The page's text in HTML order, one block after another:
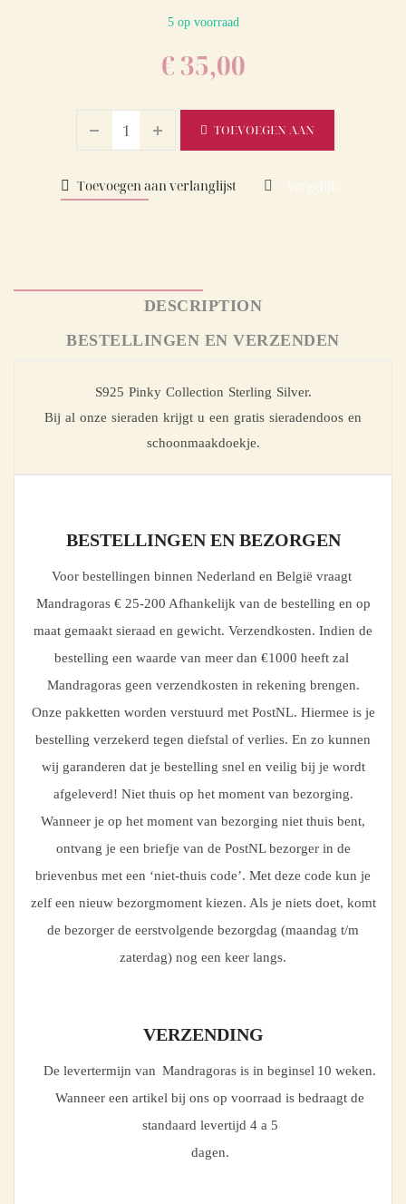
5 op voorraad
€ 35,00
TOEVOEGEN AAN
Toevoegen aan verlanglijst Vergelijk
DESCRIPTION
BESTELLINGEN EN VERZENDEN
S925 Pinky Collection Sterling Silver.
Bij al onze sieraden krijgt u een gratis sieradendoos en
schoonmaakdoekje.
BESTELLINGEN EN BEZORGEN
Voor bestellingen binnen Nederland en België vraagt
Mandragoras € 25-200 Afhankelijk van de bestelling en op
maat gemaakt sieraad en gewicht. Verzendkosten. Indien de
bestelling een waarde van meer dan €1000 heeft zal
Mandragoras geen verzendkosten in rekening brengen.
Onze pakketten worden verstuurd met PostNL. Hiermee is je
bestelling verzekerd tegen diefstal of verlies. En zo kunnen
wij garanderen dat je bestelling snel en veilig bij je wordt
afgeleverd! Niet thuis op het moment van bezorging.
Wanneer je op het moment van bezorging niet thuis bent,
ontvang je een briefje van de PostNL bezorger in de
brievenbus met een ‘niet-thuis code’. Met deze code kun je
zelf een nieuw bezorgmoment kiezen. Als je niets doet, komt
de bezorger de eerstvolgende bezorgdag (maandag t/m
zaterdag) nog een keer langs.
VERZENDING
De levertermijn van Mandragoras is in beginsel 10 weken.
Wanneer een artikel bij ons op voorraad is bedraagt de
standaard levertijd 4 a 5
dagen.